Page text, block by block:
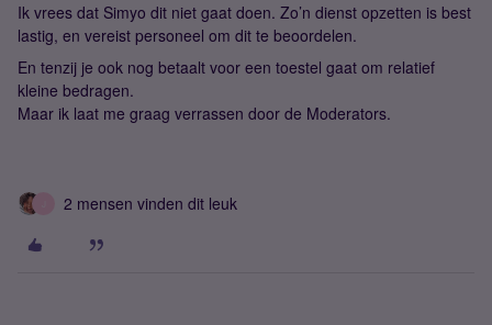
Ik vrees dat Simyo dit niet gaat doen. Zo’n dienst opzetten is best
lastig, en vereist personeel om dit te beoordelen.
En tenzij je ook nog betaalt voor een toestel gaat om relatief
kleine bedragen.
Maar ik laat me graag verrassen door de Moderators.
2 mensen vinden dit leuk